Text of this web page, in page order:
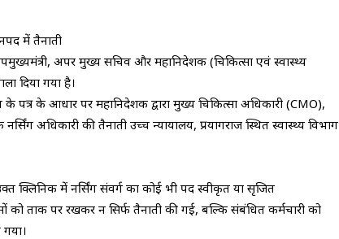
में तैनाती
अपर मुख्य सचिव और महानिदेशक (चिकित्सा एवं स्वास्थ्य
दिया गया है।
पत्र के आधार पर महानिदेशक द्वारा मुख्य चिकित्सा अधिकारी (CMO),
अधिकारी की तैनाती उच्च न्यायालय, प्रयागराज स्थित स्वास्थ्य विभाग
क्लिनिक में नर्सिंग संवर्ग का कोई भी पद स्वीकृत या सृजित
ताक पर रखकर न सिर्फ तैनाती की गई, बल्कि संबंधित कर्मचारी को